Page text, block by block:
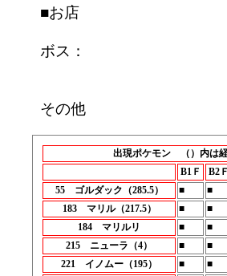
■お店
ボス：
その他
出現ポケモン （）内は
B1Ｆ
B2
55 ゴルダック（285.5）
■
■
183 マリル（217.5）
■
■
184 マリルリ
■
■
215 ニューラ（4）
■
■
221 イノムー（195）
■
■